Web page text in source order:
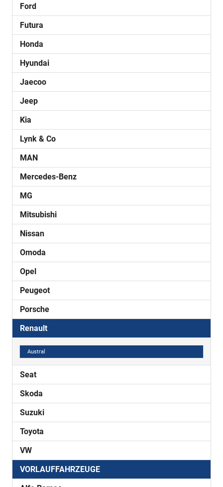
Ford
Futura
Honda
Hyundai
Jaecoo
Jeep
Kia
Lynk & Co
MAN
Mercedes-Benz
MG
Mitsubishi
Nissan
Omoda
Opel
Peugeot
Porsche
Renault
Austral
Seat
Skoda
Suzuki
Toyota
VW
VORLAUFFAHRZEUGE